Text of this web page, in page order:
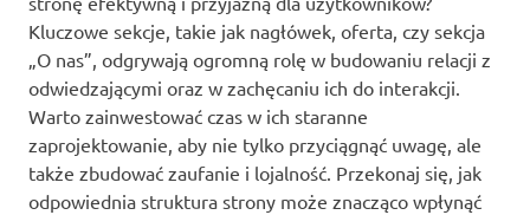
Kluczowe sekcje, takie jak nagłówek, oferta, czy sekcja
„O nas”, odgrywają ogromną rolę w budowaniu relacji z
odwiedzającymi oraz w zachęcaniu ich do interakcji.
Warto zainwestować czas w ich staranne
zaprojektowanie, aby nie tylko przyciągnąć uwagę, ale
także zbudować zaufanie i lojalność. Przekonaj się, jak
odpowiednia struktura strony może znacząco wpłynąć